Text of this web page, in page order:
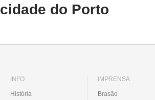
cidade do Porto
INFO
História
IMPRENSA
Brasão